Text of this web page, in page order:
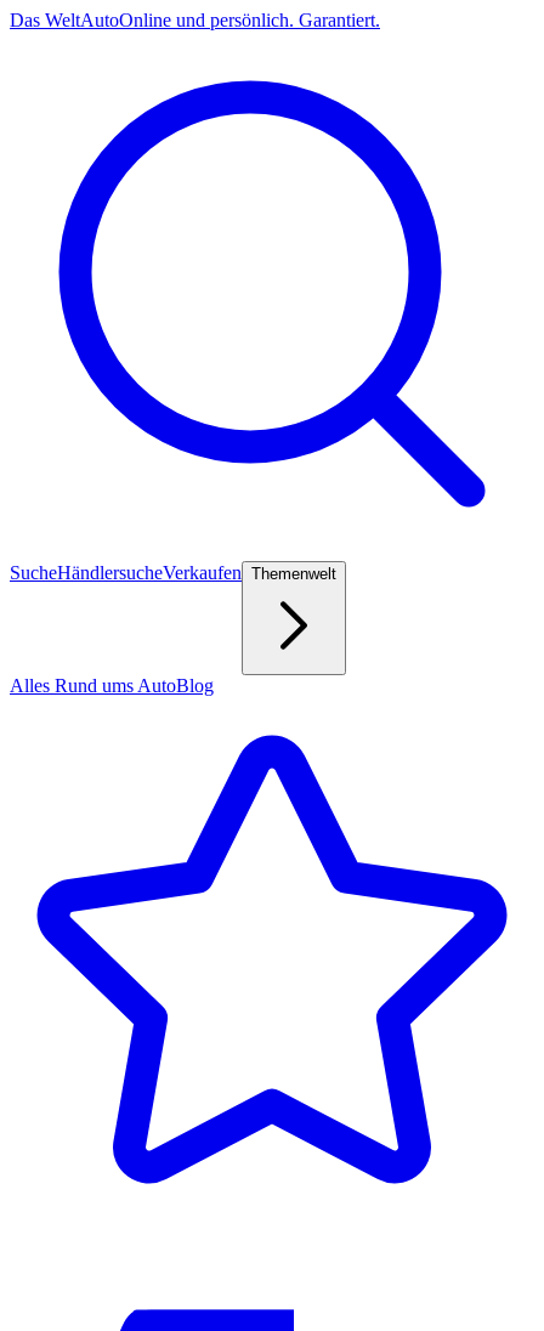
Das WeltAutoOnline und persönlich. Garantiert.
SucheHändlersucheVerkaufen Themenwelt
Alles Rund ums AutoBlog